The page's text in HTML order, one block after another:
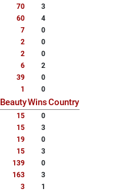
70
3
60
4
7
0
2
0
2
0
6
2
39
0
1 0
BeautyWinsCountry
15
0
15
3
19
0
15
3
139
0
163
3
3
1